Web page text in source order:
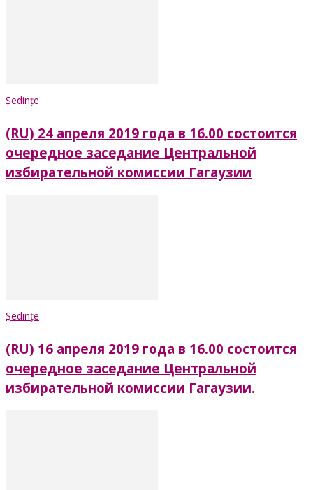
Ședințe
(RU) 24 апреля 2019 года в 16.00 состоится
очередное заседание Центральной
избирательной комиссии Гагаузии
Ședințe
(RU) 16 апреля 2019 года в 16.00 состоится
очередное заседание Центральной
избирательной комиссии Гагаузии.